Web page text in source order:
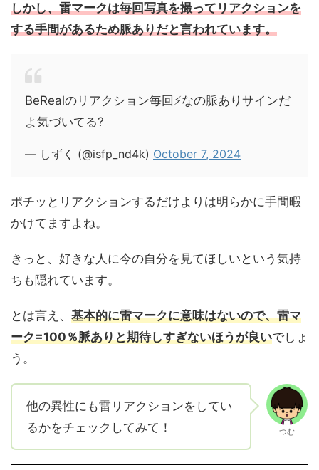
しかし、雷マークは毎回写真を撮ってリアクションを
する手間があるため脈ありだと言われています。
BeRealのリアクション毎回⚡️なの脈ありサインだ
よ気づいてる?
— しずく (@isfp_nd4k) October 7, 2024
ポチッとリアクションするだけよりは明らかに手間暇
かけてますよね。
きっと、好きな人に今の自分を見てほしいという気持
ちも隠れています。
とは言え、 基本的に雷マークに意味はないので、雷マ
ーク=100％脈ありと期待しすぎないほうが良いでしょ
う。
他の異性にも雷リアクションをしてい
るかをチェックしてみて！
つむ